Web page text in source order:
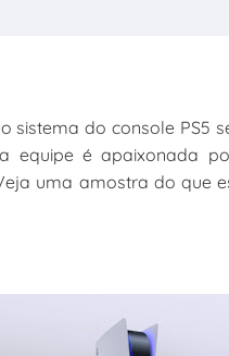
sistema do console PS5
equipe é apaixonada
uma amostra do que